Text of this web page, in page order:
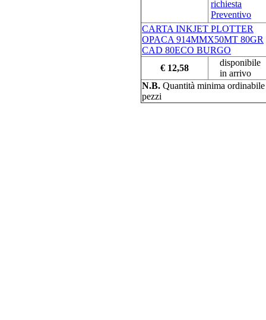
CARTA INKJET PLOTTER
OPACA 914MMX50MT 80GR
CAD 80ECO BURGO
€ 12,58
disponibile
in arrivo
N.B. Quantità minima
pezzi